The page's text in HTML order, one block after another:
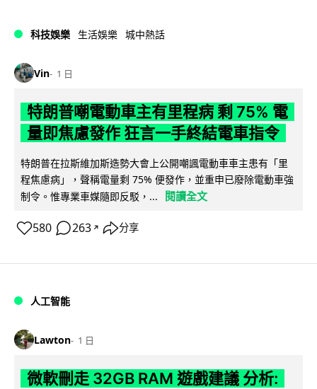
科技娛樂 生活娛樂 城中熱話
Vin 1 日
特朗普嘲電動車主有里程病 剩 75% 電
量即焦慮發作 狂言一手終結電車指令
特朗普在拉斯維加斯造勢大會上公開嘲諷電動車車主患有「里
程焦慮病」，聲稱電量剩 75% 便發作，並重申已廢除電動車強
制令。惟專業車媒隨即反駁，...
閱讀全文
580 263 ↗ 分享
人工智能
Lawton 1 日
微軟刪走 32GB RAM 遊戲建議 分析: